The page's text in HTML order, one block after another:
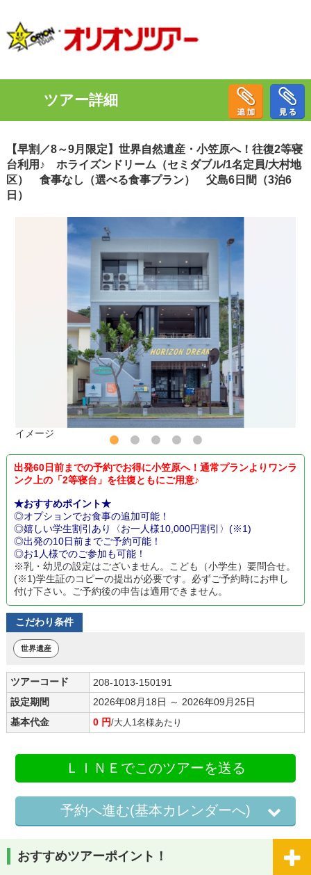
ツアー詳細
【早割／8～9月限定】世界自然遺産・小笠原へ！往復2等寝
台利用♪ ホライズンドリーム（セミダブル/1名定員/大村地
区） 食事なし（選べる食事プラン） 父島6日間（3泊6
日）
イメージ
出発60日前までの予約でお得に小笠原へ！通常プランよりワンラ
ンク上の「2等寝台」を往復ともにご用意♪
★おすすめポイント★
◎オプションでお食事の追加可能！
◎嬉しい学生割引あり〈お一人様10,000円割引〉(※1)
◎出発の10日前までご予約可能！
◎お1人様でのご参加も可能！
※乳・幼児の設定はございません。こども（小学生）要問合せ。
(※1)学生証のコピーの提出が必要です。必ずご予約時にお申し
付け下さい。ご予約後の申告は適用できません。
こだわり条件
世界遺産
ツアーコード
208-1013-150191
設定期間
2026年08月18日 ～ 2026年09月25日
基本代金
0 円/大人1名様あたり
ＬＩＮＥでこのツアーを送る
予約へ進む(基本カレンダーへ)
おすすめツアーポイント！